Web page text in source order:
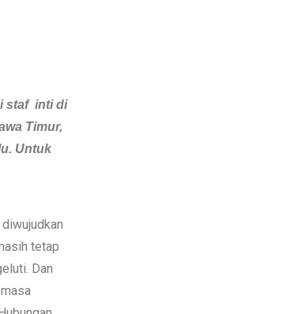
staf inti di
Timur,
Untuk
tetap
Dan